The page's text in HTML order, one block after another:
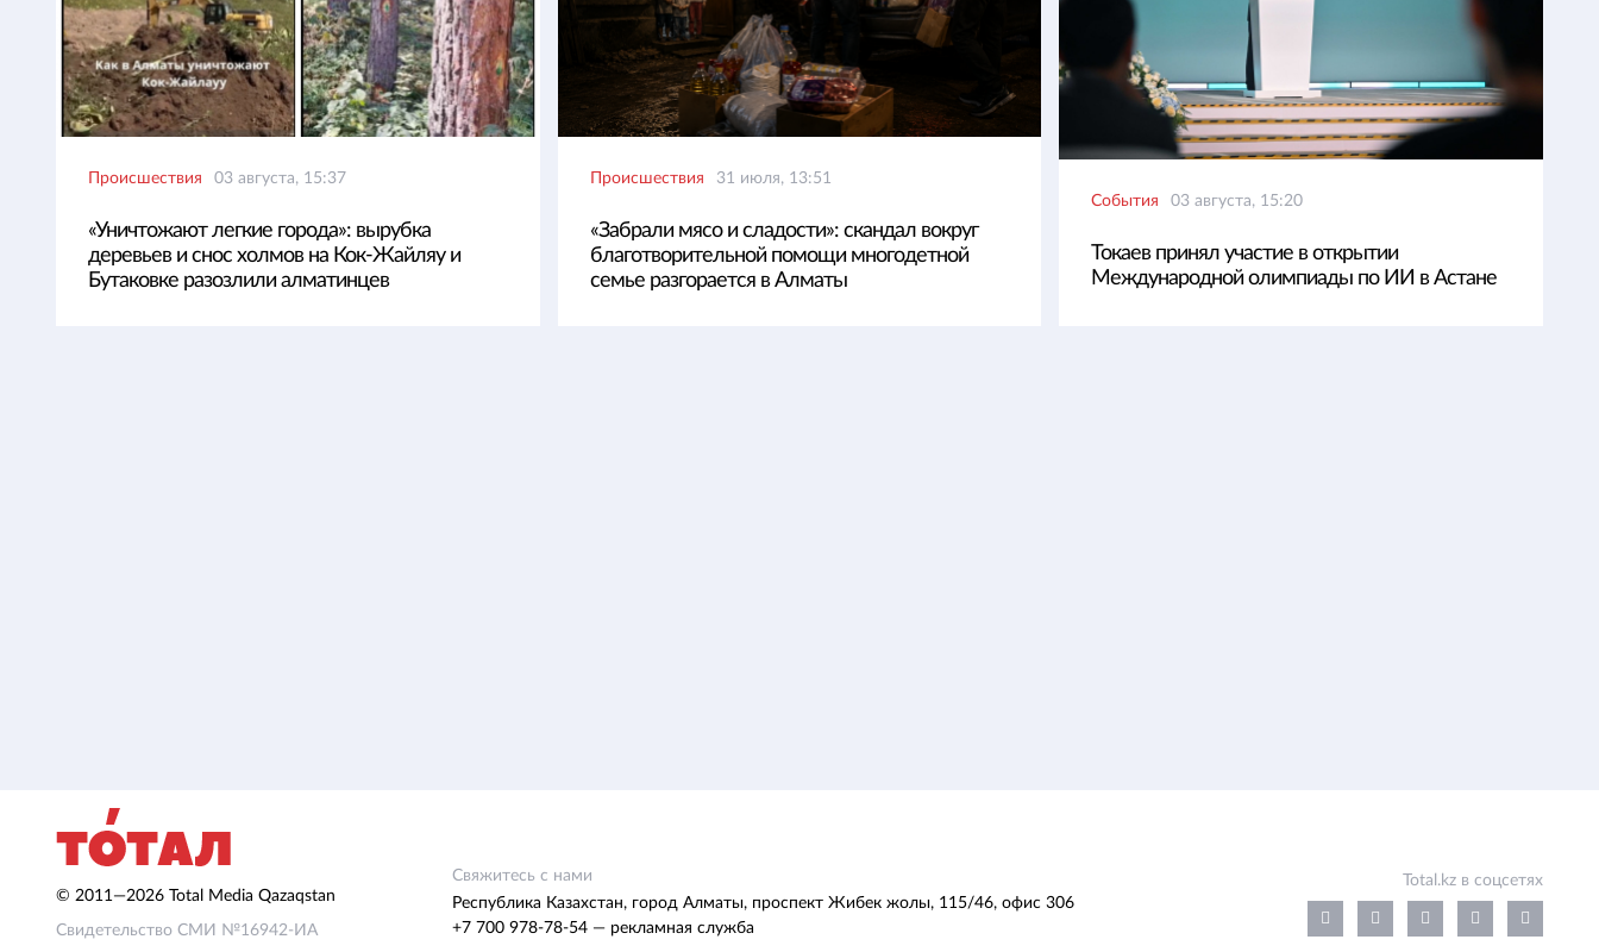
Происшествия 03 августа, 15:37
«Уничтожают легкие города»: вырубка
деревьев и снос холмов на Кок-Жайляу и
Бутаковке разозлили алматинцев
Происшествия 31 июля, 13:51
«Забрали мясо и сладости»: скандал вокруг
благотворительной помощи многодетной
семье разгорается в Алматы
События 03 августа, 15:20
Токаев принял участие в открытии
Международной олимпиады по ИИ в Астане
© 2011—2026 Total Media Qazaqstan
Свидетельство СМИ №16942-ИА
Свяжитесь с нами
Республика Казахстан, город Алматы, проспект Жибек жолы, 115/46, офис 306
+7 700 978-78-54 — рекламная служба
Total.kz в соцсетях